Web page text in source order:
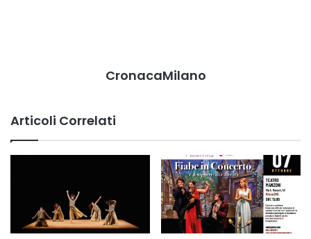
CronacaMilano
Articoli Correlati